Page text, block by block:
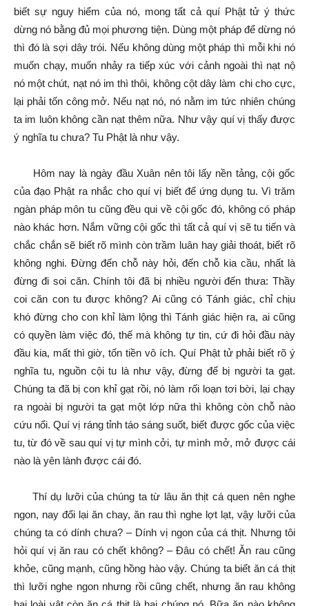
biết sự nguy hiểm của nó, mong tất cả quí Phật tử ý thức
dừng nó bằng đủ mọi phương tiện. Dùng một pháp để dừng nó
thì đó là sợi dây trói. Nếu không dùng một pháp thì mỗi khi nó
muốn chạy, muốn nhảy ra tiếp xúc với cảnh ngoài thì nạt nộ
nó một chút, nạt nó im thì thôi, không cột dây làm chi cho cực,
lại phải tốn công mở. Nếu nạt nó, nó nằm im tức nhiên chúng
ta im luôn không cần nạt thêm nữa. Như vậy quí vị thấy được
ý nghĩa tu chưa? Tu Phật là như vậy.
Hôm nay là ngày đầu Xuân nên tôi lấy nền tảng, cội gốc
của đạo Phật ra nhắc cho quí vị biết để ứng dụng tu. Vì trăm
ngàn pháp môn tu cũng đều qui về cội gốc đó, không có pháp
nào khác hơn. Nắm vững cội gốc thì tất cả quí vị sẽ tu tiến và
chắc chắn sẽ biết rõ mình còn trầm luân hay giải thoát, biết rõ
không nghi. Đừng đến chỗ này hỏi, đến chỗ kia cầu, nhất là
đừng đi soi căn. Chính tôi đã bị nhiều người đến thưa: Thầy
coi căn con tu được không? Ai cũng có Tánh giác, chỉ chịu
khó đừng cho con khỉ làm lộng thì Tánh giác hiện ra, ai cũng
có quyền làm việc đó, thế mà không tự tin, cứ đi hỏi đầu này
đầu kia, mất thì giờ, tốn tiền vô ích. Quí Phật tử phải biết rõ ý
nghĩa tu, nguồn cội tu là như vậy, đừng để bị người ta gạt.
Chúng ta đã bị con khỉ gạt rồi, nó làm rối loạn tơi bời, lại chạy
ra ngoài bị người ta gạt một lớp nữa thì không còn chỗ nào
cứu nổi. Quí vị ráng tỉnh táo sáng suốt, biết được gốc của việc
tu, từ đó về sau quí vị tự mình cởi, tự mình mở, mở được cái
nào là yên lành được cái đó.
Thí dụ lưỡi của chúng ta từ lâu ăn thịt cá quen nên nghe
ngon, nay đổi lại ăn chay, ăn rau thì nghe lợt lạt, vậy lưỡi của
chúng ta có dính chưa? – Dính vị ngon của cá thịt. Nhưng tôi
hỏi quí vị ăn rau có chết không? – Đâu có chết! Ăn rau cũng
khỏe, cũng mạnh, cũng hồng hào vậy. Chúng ta biết ăn cá thịt
thì lưỡi nghe ngon nhưng rồi cũng chết, nhưng ăn rau không